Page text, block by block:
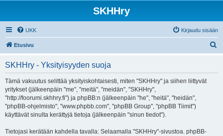
SKHHry
UKK Kirjaudu sisään
Etusivu
SKHHry - Yksityisyyden suoja
Tämä vakuutus selittää yksityiskohtaisesti, miten "SKHHry" ja siihen liittyvät
yritykset (jälkeenpäin "me", "meitä", "meidän", "SKHHry",
"http://foorumi.skhhry.fi") ja phpBB:n (jälkeenpäin "he", "heitä", "heidän",
"phpBB-ohjelmisto", "www.phpbb.com", "phpBB Group", "phpBB Tiimit")
käyttävät sinulta kerättyjä tietoja (jälkeenpäin "sinun tiedot").
Tietojasi kerätään kahdella tavalla: Selaamalla "SKHHry"-sivustoa. phpBB-